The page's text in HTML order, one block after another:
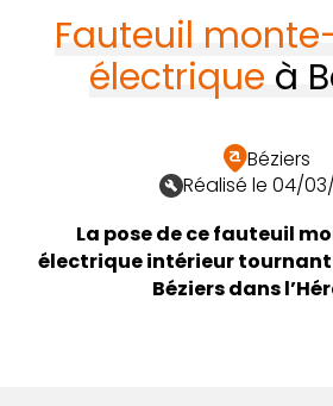
Fauteuil
électrique à
Béziers
Réalisé le 04/
La pose de ce fauteuil
électrique intérieur tournant
Béziers dans